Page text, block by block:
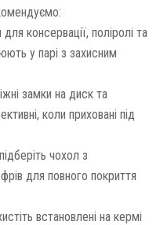
консервації, поліролі та
у парі з захисним
замки на диск та
коли приховані під
чохол з
для повного покриття
встановлені на кермі